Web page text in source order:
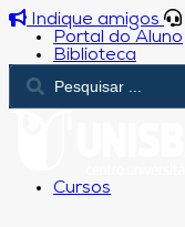
Indique amigos
Portal do Aluno
Biblioteca
Cursos